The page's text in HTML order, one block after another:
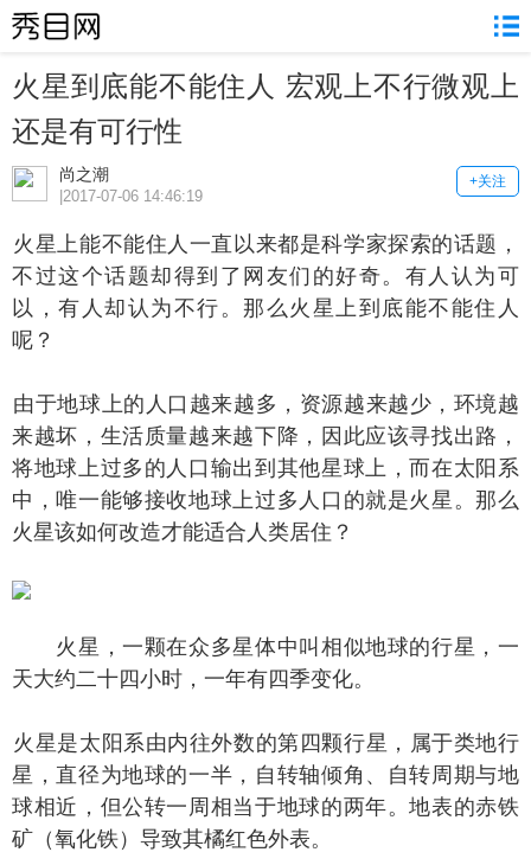
火星到底能不能住人 宏观上不行微观上
还是有可行性
尚之潮 +关注
|2017-07-06 14:46:19
上能不能住人一直以来都是科学家探索的话题，
不过这个话题却得到了网友们的好奇。有人认为可
以，有人却认为不行。那么火星上到底能不能住人
呢？
地球上的人口越来越多，资源越来越少，环境越
来越坏，生活质量越来越下降，因此应该寻找出路，
将地球上过多的人口输出到其他星球上，而在太阳系
中，唯一能够接收地球上过多人口的就是火星。那么
火星该如何改造才能适合人类居住？
火星，一颗在众多星体中叫相似地球的行星，一
天大约二十四小时，一年有四季变化。
是太阳系由内往外数的第四颗行星，属于类地行
星，直径为地球的一半，自转轴倾角、自转周期与地
球相近，但公转一周相当于地球的两年。地表的赤铁
矿（氧化铁）导致其橘红色外表。